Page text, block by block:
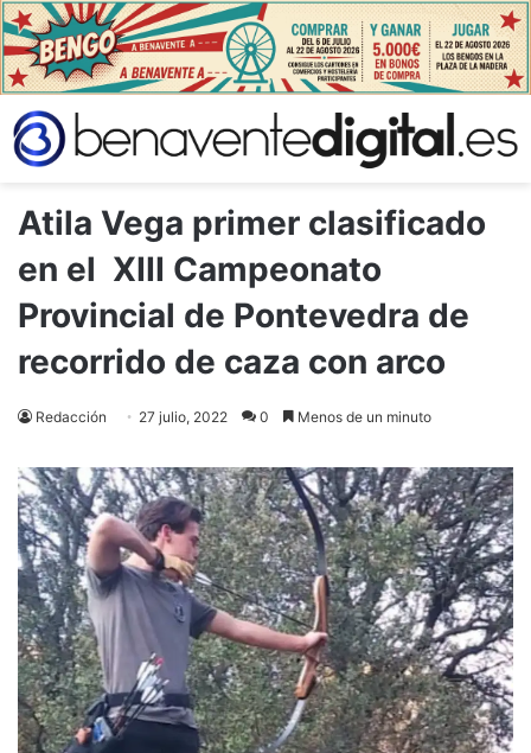
Atila Vega primer clasificado
en el XIII Campeonato
Provincial de Pontevedra de
recorrido de caza con arco
Redacción 27 julio, 2022 0 Menos de un minuto